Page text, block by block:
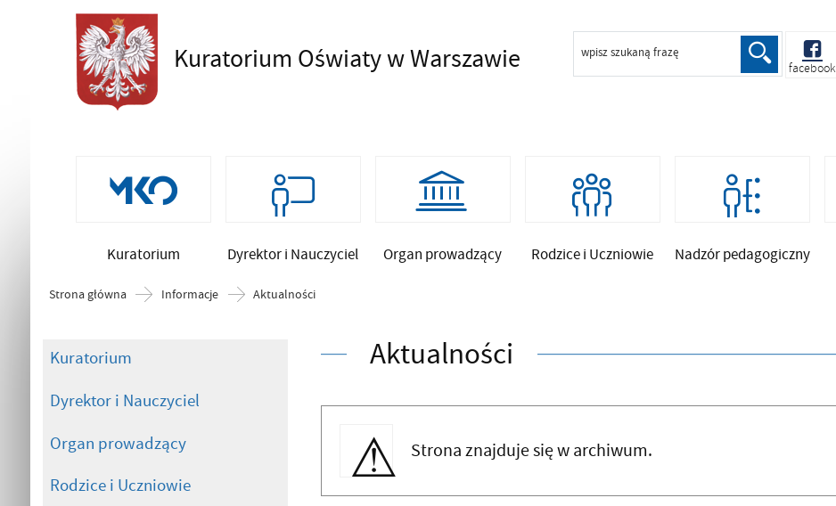
Kuratorium Oświatyw Warszawie wpisz szukaną frazę
Szukaj
facebook
Kuratorium Dyrektor i Nauczyciel Organ prowadzący Rodzice i Uczniowie Nadzór pedagogiczny
Strona główna Informacje Aktualności
Kuratorium
Dyrektor i Nauczyciel
Organ prowadzący
Rodzice i Uczniowie
Aktualności
Strona znajduje się w archiwum.